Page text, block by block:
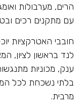
הרים, מערבולות
עם מתקנים רכים
חובבי האטרקציות
לנד בראשון לציון,
ענק, מכוניות
בלתי נשכחת לכל
מרבית.